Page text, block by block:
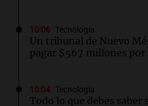
10:06 Tecnología
Un tribunal de Nuevo
pagar $567 millones
10:04 Tecnología
Todo lo que debes saber